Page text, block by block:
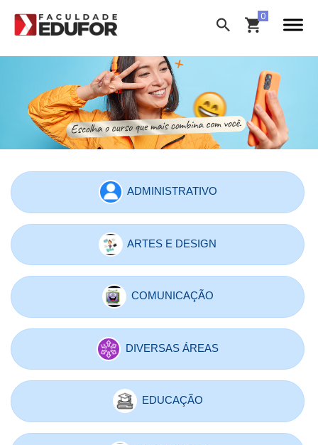
ADMINISTRATIVO
ARTES E DESIGN
COMUNICAÇÃO
DIVERSAS ÁREAS
EDUCAÇÃO